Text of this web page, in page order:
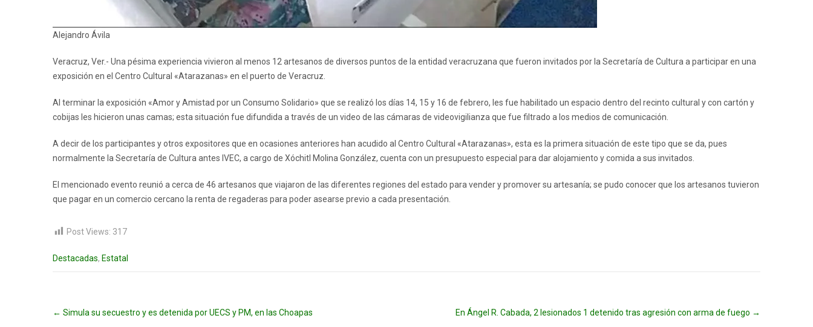
Alejandro Ávila
Veracruz, Ver.- Una pésima experiencia vivieron al menos 12 artesanos de diversos puntos de la entidad veracruzana que fueron invitados por la Secretaría de Cultura a participar en una
exposición en el Centro Cultural «Atarazanas» en el puerto de Veracruz.
Al terminar la exposición «Amor y Amistad por un Consumo Solidario» que se realizó los días 14, 15 y 16 de febrero, les fue habilitado un espacio dentro del recinto cultural y con cartón y
cobijas les hicieron unas camas; esta situación fue difundida a través de un video de las cámaras de videovigilianza que fue filtrado a los medios de comunicación.
A decir de los participantes y otros expositores que en ocasiones anteriores han acudido al Centro Cultural «Atarazanas», esta es la primera situación de este tipo que se da, pues
normalmente la Secretaría de Cultura antes IVEC, a cargo de Xóchitl Molina González, cuenta con un presupuesto especial para dar alojamiento y comida a sus invitados.
El mencionado evento reunió a cerca de 46 artesanos que viajaron de las diferentes regiones del estado para vender y promover su artesanía; se pudo conocer que los artesanos tuvieron
que pagar en un comercio cercano la renta de regaderas para poder asearse previo a cada presentación.
Post Views: 317
Destacadas, Estatal
navigation
← Simula su secuestro y es detenida por UECS y PM, en las Choapas En Ángel R. Cabada, 2 lesionados 1 detenido tras agresión con arma de fuego →